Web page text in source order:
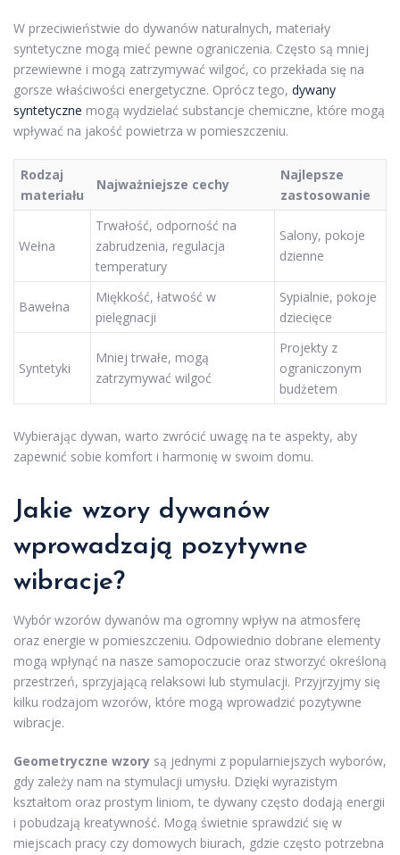
W przeciwieństwie do dywanów naturalnych, materiały
syntetyczne mogą mieć pewne ograniczenia. Często są mniej
przewiewne i mogą zatrzymywać wilgoć, co przekłada się na
gorsze właściwości energetyczne. Oprócz tego, dywany
syntetyczne mogą wydzielać substancje chemiczne, które mogą
wpływać na jakość powietrza w pomieszczeniu.
Rodzaj
materiału
Najważniejsze cechy
Najlepsze
zastosowanie
Wełna
Trwałość, odporność na
zabrudzenia, regulacja
temperatury
Salony, pokoje
dzienne
Bawełna
Miękkość, łatwość w
pielęgnacji
Sypialnie, pokoje
dziecięce
Syntetyki
Mniej trwałe, mogą
zatrzymywać wilgoć
Projekty z
ograniczonym
budżetem
Wybierając dywan, warto zwrócić uwagę na te aspekty, aby
zapewnić sobie komfort i harmonię w swoim domu.
Jakie wzory dywanów
wprowadzają pozytywne
wibracje?
Wybór wzorów dywanów ma ogromny wpływ na atmosferę
oraz energie w pomieszczeniu. Odpowiednio dobrane elementy
mogą wpłynąć na nasze samopoczucie oraz stworzyć określoną
przestrzeń, sprzyjającą relaksowi lub stymulacji. Przyjrzyjmy się
kilku rodzajom wzorów, które mogą wprowadzić pozytywne
wibracje.
Geometryczne wzory są jednymi z popularniejszych wyborów,
gdy zależy nam na stymulacji umysłu. Dzięki wyrazistym
kształtom oraz prostym liniom, te dywany często dodają energii
i pobudzają kreatywność. Mogą świetnie sprawdzić się w
miejscach pracy czy domowych biurach, gdzie często potrzebna